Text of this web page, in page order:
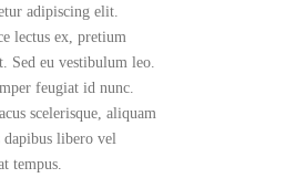
adipiscing elit.
lectus ex, pretium
Sed eu vestibulum leo.
feugiat id nunc.
scelerisque, aliquam
libero vel
tempus.